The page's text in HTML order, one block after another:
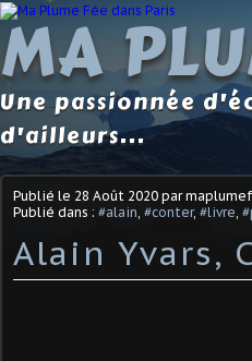
MA
Une passionnée
d'ailleurs...
Publié le 28 Août 2020 par
Publié dans : #alain #conter, #livre
Alain Yvars,